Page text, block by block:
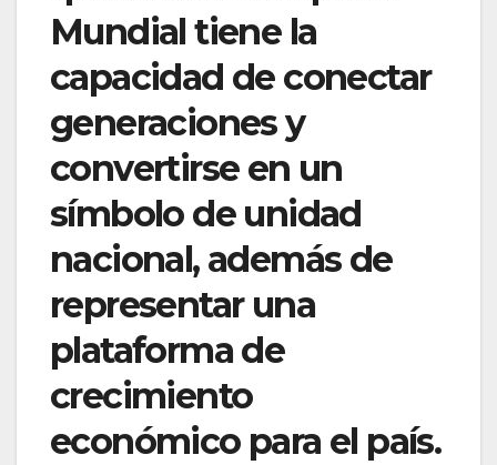
Mundial tiene la
capacidad de conectar
generaciones y
convertirse en un
símbolo de unidad
nacional, además de
representar una
plataforma de
crecimiento
económico para el país.